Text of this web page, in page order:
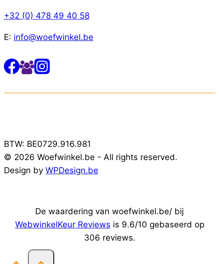
+32 (0) 478 49 40 58
E: info@woefwinkel.be
BTW: BE0729.916.981
© 2026 Woefwinkel.be - All rights reserved.
Design by WPDesign.be
De waardering van woefwinkel.be/ bij
WebwinkelKeur Reviews is 9.6/10 gebaseerd op
306 reviews.